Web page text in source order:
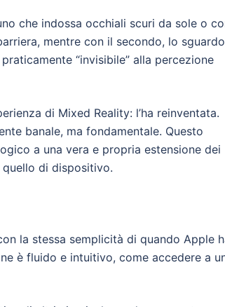
che indossa occhiali scuri da sole o
mentre con il secondo, lo
“invisibile” alla percezione
di Mixed Reality: l’ha reinventata.
banale, ma fondamentale. Questo
a una vera e propria estensione dei
di dispositivo.
la stessa semplicità di quando Apple
è fluido e intuitivo, come accedere a